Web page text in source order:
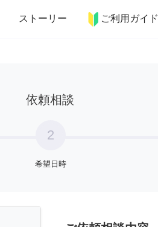
ストーリー ご利用ガイド
味・習い事 ペット 料理
依頼相談
2
希望日時